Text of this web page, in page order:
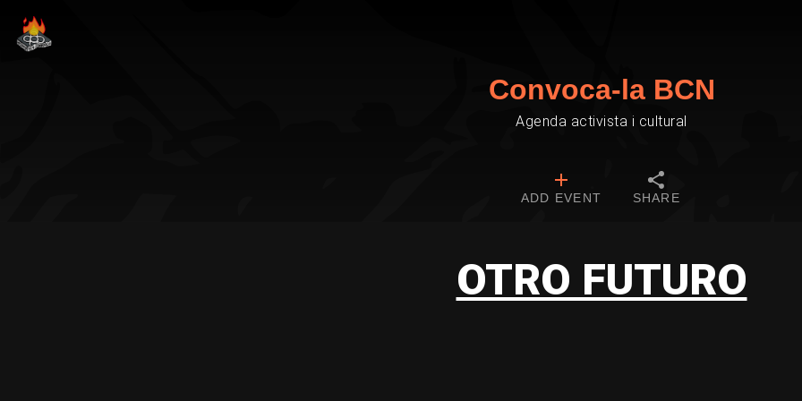
Convoca-la BCN
Agenda activista i cultural
ADD EVENT SHARE
OTRO FUTURO